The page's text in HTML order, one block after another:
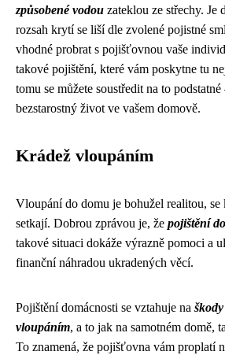
způsobené vodou zateklou ze střechy. Je
rozsah krytí se liší dle zvolené pojistné
vhodné probrat s pojišťovnou vaše
takové pojištění, které vám poskytne tu
tomu se můžete soustředit na to
bezstarostný život ve vašem domově.
Krádež vloupáním
Vloupání do domu je bohužel realitou, se
setkají. Dobrou zprávou je, že pojištění
takové situaci dokáže výrazně pomoci a
finanční náhradou ukradených věcí.
Pojištění domácnosti se vztahuje na
vloupáním, a to jak na samotném domě,
To znamená, že pojišťovna vám proplatí